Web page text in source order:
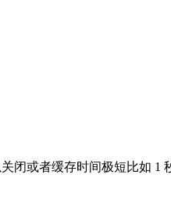
闭或者缓存时间极短比如 1